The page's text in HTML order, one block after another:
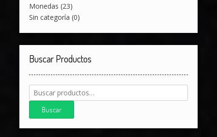
Monedas (23)
Sin categoría (0)
Buscar Productos
Buscar
por:
Buscar